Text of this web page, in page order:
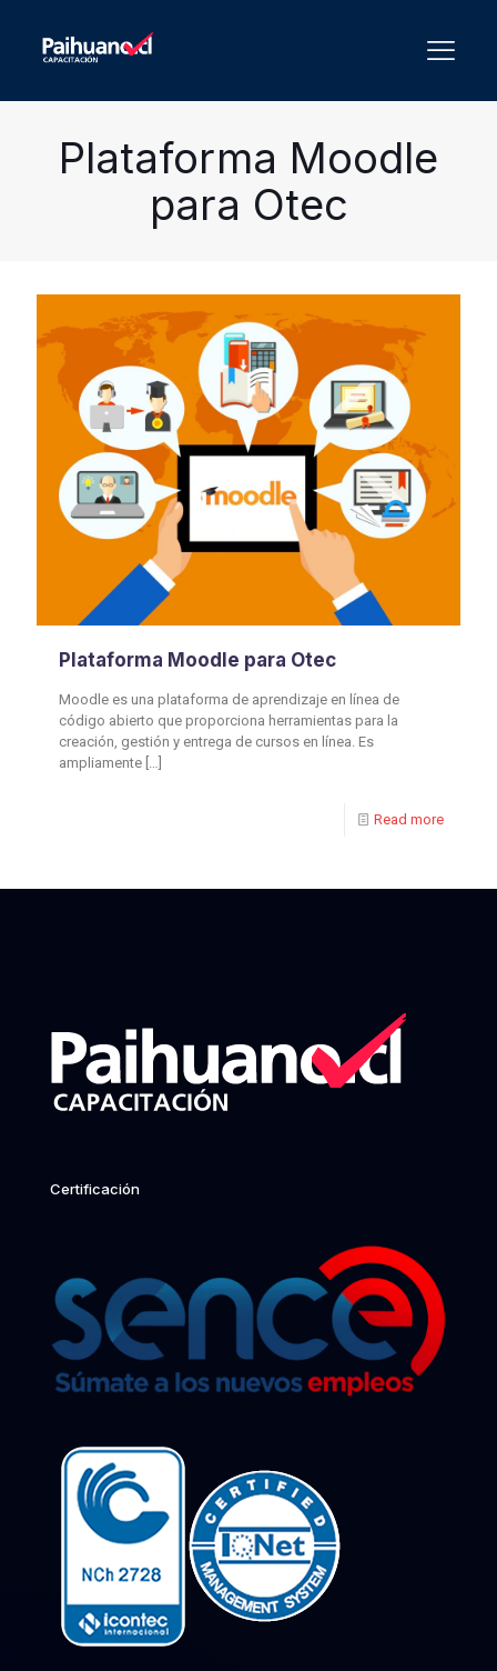
Plataforma Moodle
para Otec
Plataforma Moodle para Otec
Moodle es una plataforma de aprendizaje en línea de
código abierto que proporciona herramientas para la
creación, gestión y entrega de cursos en línea. Es
ampliamente […]
Read more
Certificación